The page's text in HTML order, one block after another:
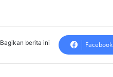
Bagikan berita ini Facebook